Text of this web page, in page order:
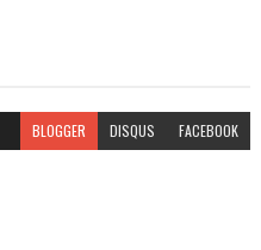
BLOGGER DISQUS FACEBOOK